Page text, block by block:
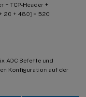
+ TCP-Header +
20 + 480] = 520
ADC Befehle und
Konfiguration auf der